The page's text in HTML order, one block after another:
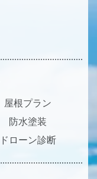
屋根プラン
防水塗装
ドローン診断